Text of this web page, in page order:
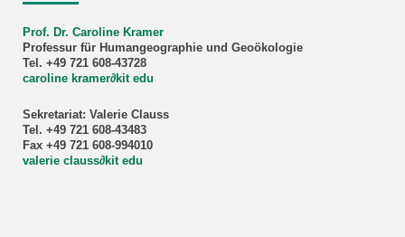
Prof. Dr. Caroline Kramer
Professur für Humangeographie und Geoökologie
Tel. +49 721 608-43728
caroline kramer∂kit edu
Sekretariat: Valerie Clauss
Tel. +49 721 608-43483
Fax +49 721 608-994010
valerie clauss∂kit edu